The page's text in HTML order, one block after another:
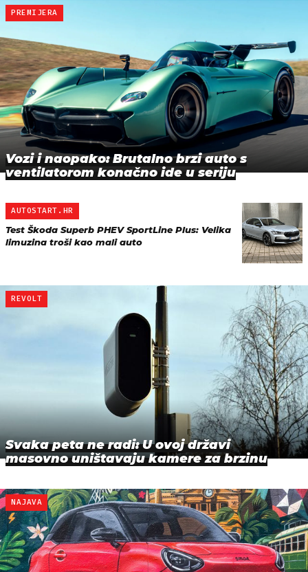
PREMIJERA
Vozi i naopako: Brutalno brzi auto s
ventilatorom konačno ide u seriju
AUTOSTART.HR
Test Škoda Superb PHEV SportLine Plus: Velika
limuzina troši kao mali auto
REVOLT
Svaka peta ne radi: U ovoj državi
masovno uništavaju kamere za brzinu
NAJAVA